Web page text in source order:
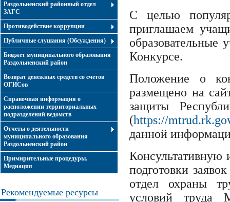
Раздольненский районный отдел
ЗАГС
Противодействие коррупции
Публичные слушания (Обсуждения)
Бюджет муниципального образования
Раздольненский район
Возврат денежных средств со счетов
ОГИСов
Справочная информация о
расположении территориальных
подразделений ведомств
Отчеты о деятельности
муниципального образования
Раздольненский район
Примирительные процедуры.
Медиация
Рекомендуемые ресурсы
С целью
приглашаем
образовательные
Конкурсе.
Положение о
размещено на
защиты
(https://
данной
подготовки
отдел охраны
условий труда